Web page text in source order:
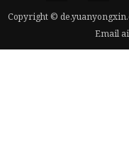
Copyright ©
Email